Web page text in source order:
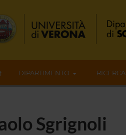
DIPARTIMENTO RICERCA
Sgrignoli